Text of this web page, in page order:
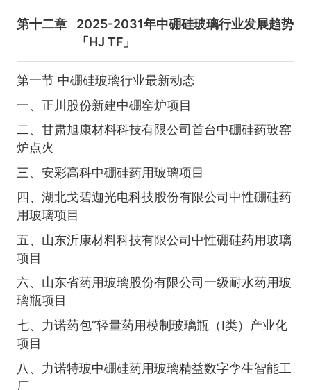
第十二章
2025-2031年中硼硅玻璃行业发展趋势
「HJ TF」
第一节 中硼硅玻璃行业最新动态
一、正川股份新建中硼窑炉项目
二、甘肃旭康材料科技有限公司首台中硼硅药玻窑
炉点火
三、安彩高科中硼硅药用玻璃项目
四、湖北戈碧迦光电科技股份有限公司中性硼硅药
用玻璃项目
五、山东沂康材料科技有限公司中性硼硅药用玻璃
项目
六、山东省药用玻璃股份有限公司一级耐水药用玻
璃瓶项目
七、力诺药包“轻量药用模制玻璃瓶（Ⅰ类）产业化
项目
八、力诺特玻中硼硅药用玻璃精益数字孪生智能工
厂